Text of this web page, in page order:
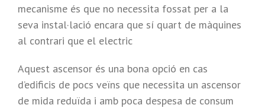
mecanisme és que no necessita fossat per a la
seva instal·lació encara que sí quart de màquines
al contrari que el electric
Aquest ascensor és una bona opció en cas
d’edificis de pocs veïns que necessita un ascensor
de mida reduïda i amb poca despesa de consum